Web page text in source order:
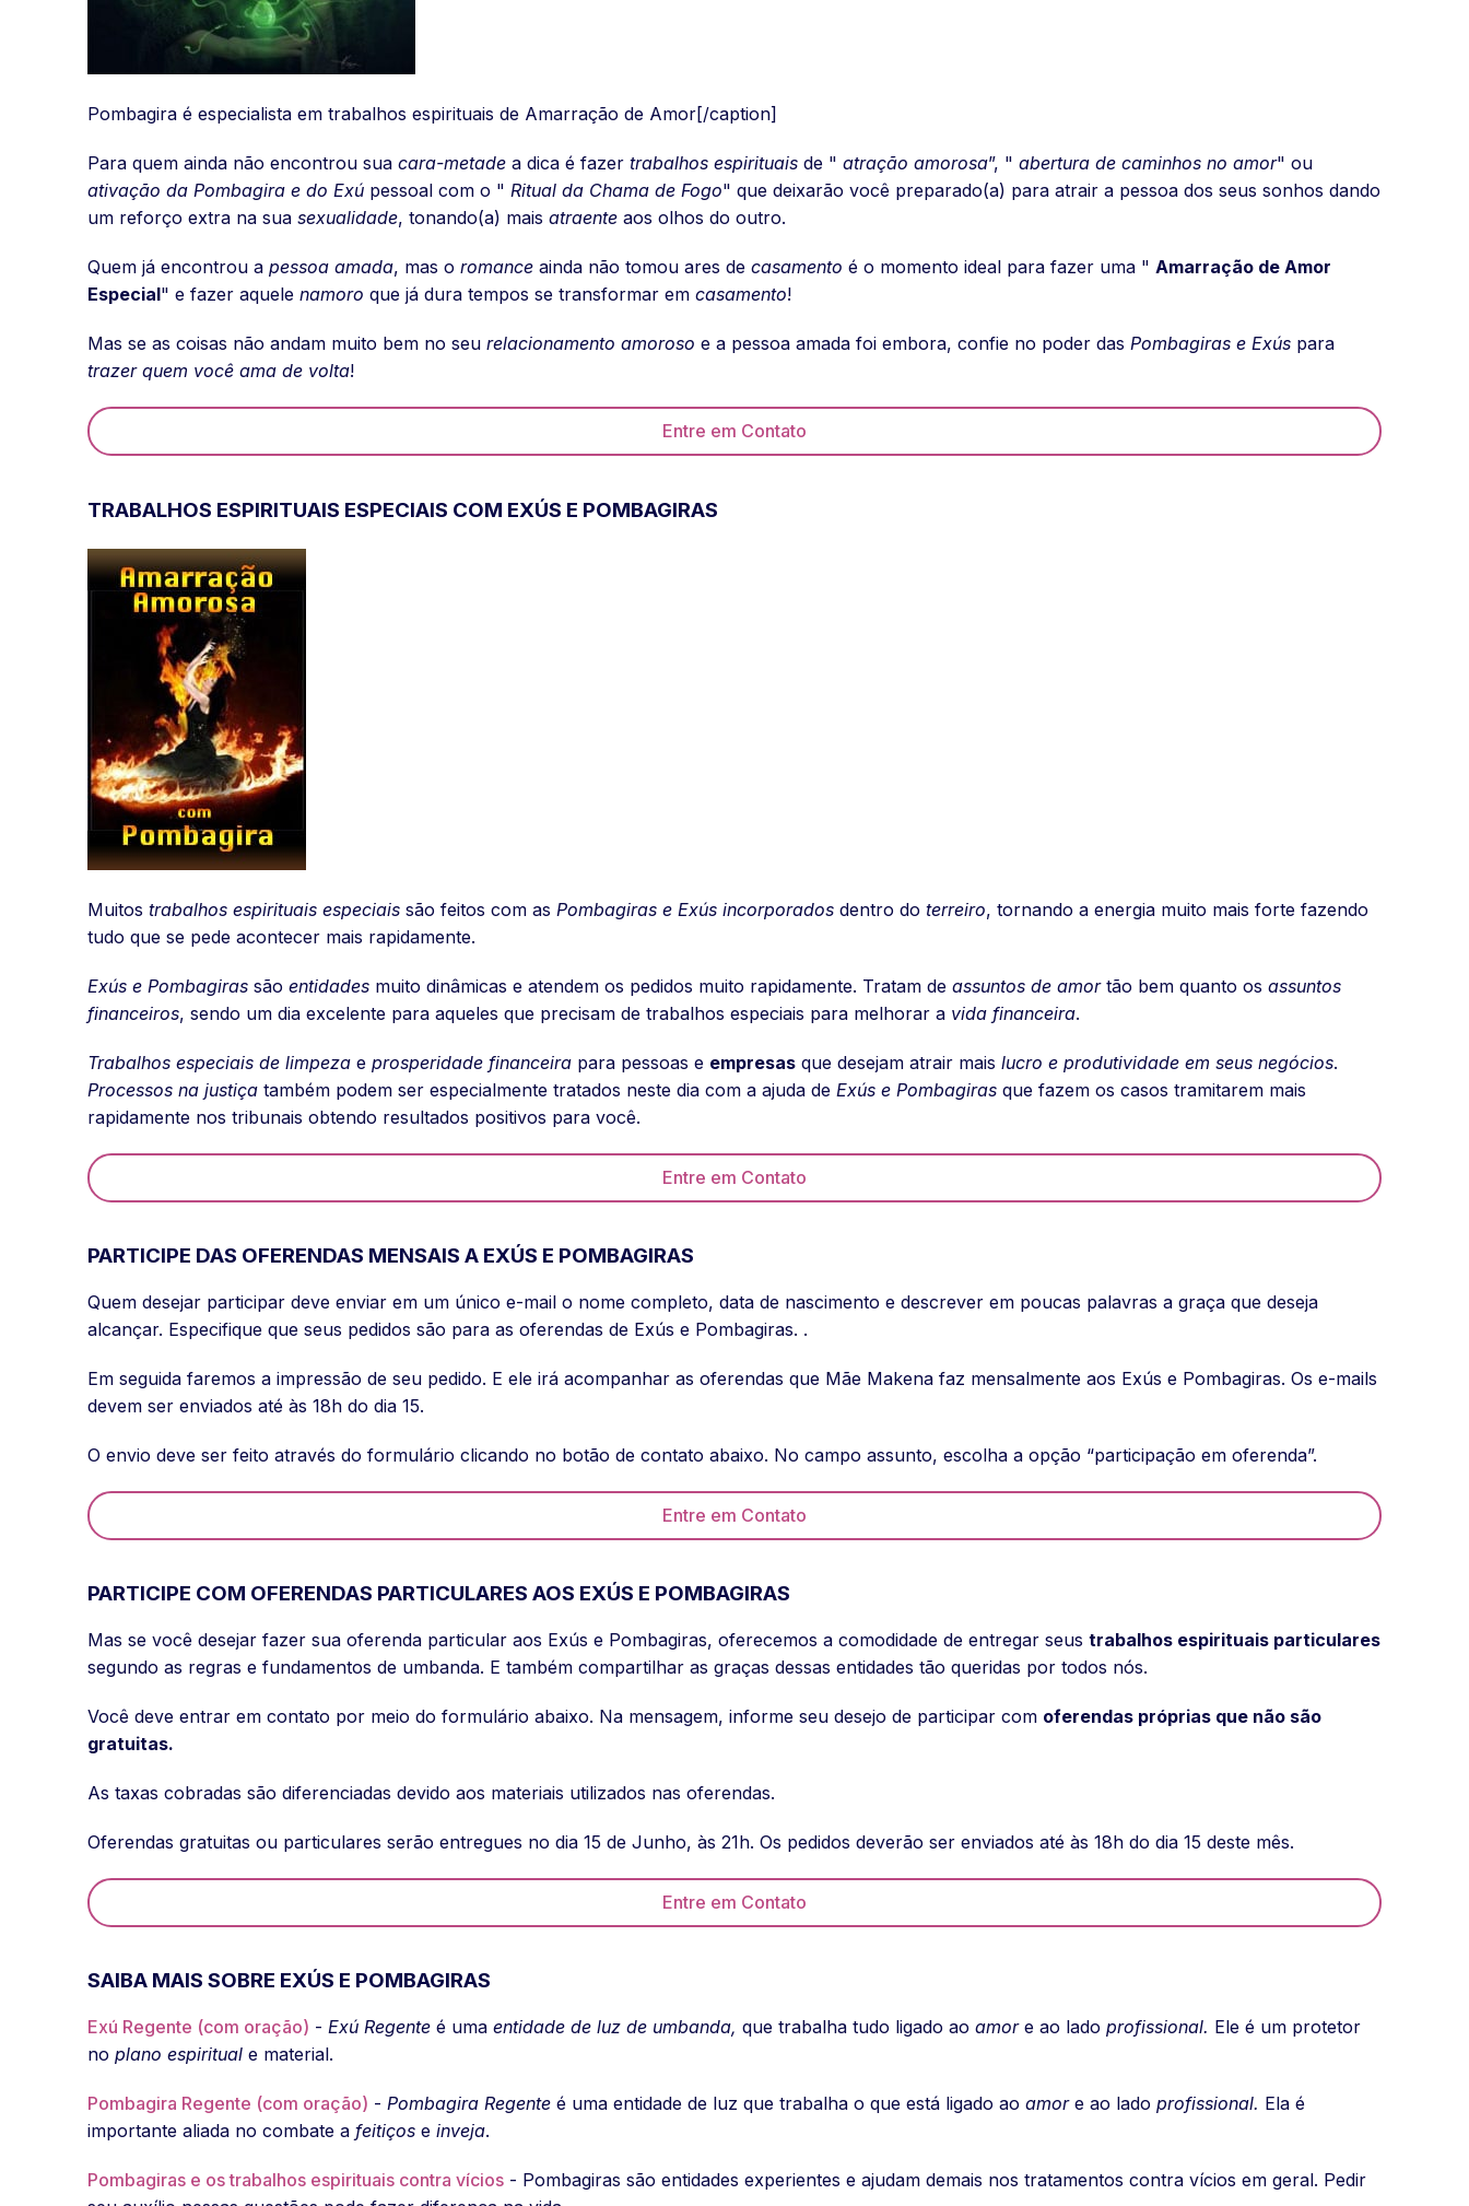
Pombagira é especialista em trabalhos espirituais de Amarração de Amor[/caption]
Para quem ainda não encontrou sua cara-metade a dica é fazer trabalhos espirituais de " atração amorosa”, " abertura de caminhos no amor" ou
ativação da Pombagira e do Exú pessoal com o " Ritual da Chama de Fogo" que deixarão você preparado(a) para atrair a pessoa dos seus sonhos dando
um reforço extra na sua sexualidade, tonando(a) mais atraente aos olhos do outro.
Quem já encontrou a pessoa amada, mas o romance ainda não tomou ares de casamento é o momento ideal para fazer uma " Amarração de Amor
Especial" e fazer aquele namoro que já dura tempos se transformar em casamento!
Mas se as coisas não andam muito bem no seu relacionamento amoroso e a pessoa amada foi embora, confie no poder das Pombagiras e Exús para
trazer quem você ama de volta!
Entre em Contato
TRABALHOS ESPIRITUAIS ESPECIAIS COM EXÚS E POMBAGIRAS
Muitos trabalhos espirituais especiais são feitos com as Pombagiras e Exús incorporados dentro do terreiro, tornando a energia muito mais forte fazendo
tudo que se pede acontecer mais rapidamente.
Exús e Pombagiras são entidades muito dinâmicas e atendem os pedidos muito rapidamente. Tratam de assuntos de amortão bem quanto os assuntos
financeiros, sendo um dia excelente para aqueles que precisam de trabalhos especiais para melhorar a vida financeira.
Trabalhos especiais de limpeza e prosperidade financeira para pessoas e empresas que desejam atrair mais lucro e produtividade em seus negócios.
Processos na justiça também podem ser especialmente tratados neste dia com a ajuda de Exús e Pombagiras que fazem os casos tramitarem mais
rapidamente nos tribunais obtendo resultados positivos para você.
Entre em Contato
PARTICIPE DAS OFERENDAS MENSAIS A EXÚS E POMBAGIRAS
Quem desejar participar deve enviar em um único e-mail o nome completo, data de nascimento e descrever em poucas palavras a graça que deseja
alcançar. Especifique que seus pedidos são para as oferendas de Exús e Pombagiras. .
Em seguida faremos a impressão de seu pedido. E ele irá acompanhar as oferendas que Mãe Makena faz mensalmente aos Exús e Pombagiras. Os e-mails
devem ser enviados até às 18h do dia 15.
O envio deve ser feito através do formulário clicando no botão de contato abaixo. No campo assunto, escolha a opção “participação em oferenda”.
Entre em Contato
PARTICIPE COM OFERENDAS PARTICULARES AOS EXÚS E POMBAGIRAS
Mas se você desejar fazer sua oferenda particular aos Exús e Pombagiras, oferecemos a comodidade de entregar seus trabalhos espirituais particulares
segundo as regras e fundamentos de umbanda. E também compartilhar as graças dessas entidades tão queridas por todos nós.
Você deve entrar em contato por meio do formulário abaixo. Na mensagem, informe seu desejo de participar com oferendas próprias que não são
gratuitas.
As taxas cobradas são diferenciadas devido aos materiais utilizados nas oferendas.
Oferendas gratuitas ou particulares serão entregues no dia 15 de Junho, às 21h. Os pedidos deverão ser enviados até às 18h do dia 15 deste mês.
Entre em Contato
SAIBA MAIS SOBRE EXÚS E POMBAGIRAS
Exú Regente (com oração) - Exú Regente é uma entidade de luz de umbanda, que trabalha tudo ligado ao amore ao lado profissional. Ele é um protetor
no plano espiritual e material.
Pombagira Regente (com oração) - Pombagira Regente é uma entidade de luz que trabalha o que está ligado ao amore ao lado profissional. Ela é
importante aliada no combate a feitiços e inveja.
Pombagiras e os trabalhos espirituais contra vícios - Pombagiras são entidades experientes e ajudam demais nos tratamentos contra vícios em geral. Pedir